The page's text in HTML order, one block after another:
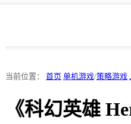
当前位置： 首页 单机游戏/策略游戏
《科幻英雄